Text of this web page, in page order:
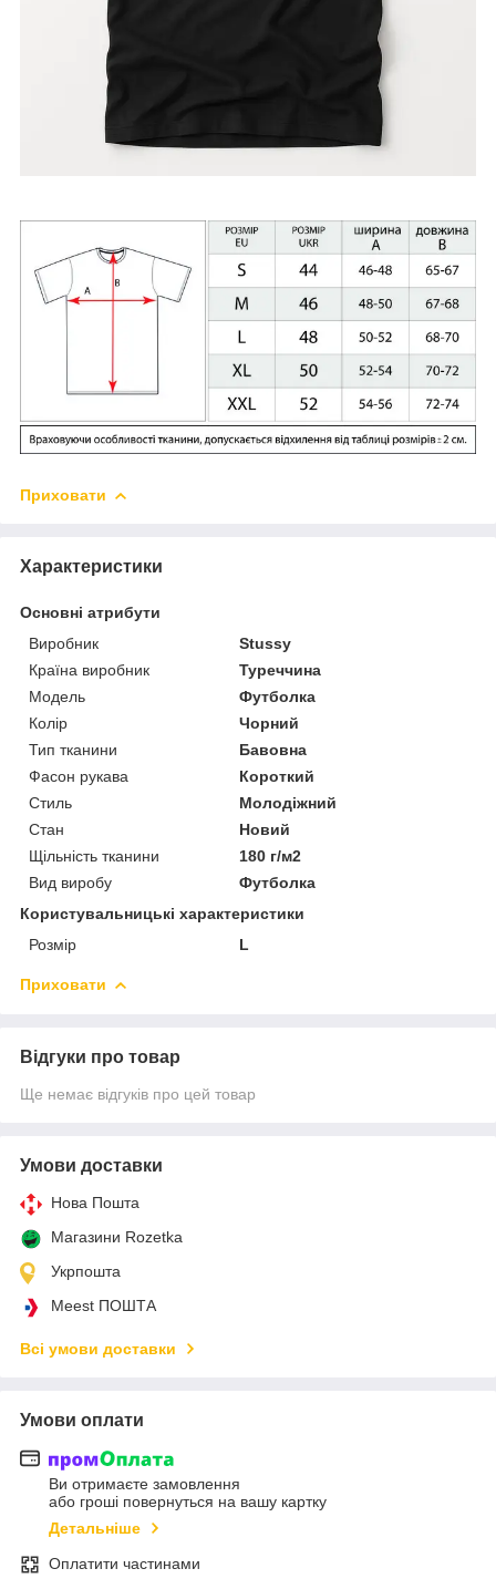
Приховати
Характеристики
Основні атрибути
Виробник
Stussy
Країна виробник
Туреччина
Модель
Футболка
Колір
Чорний
Тип тканини
Бавовна
Фасон рукава
Короткий
Стиль
Молодіжний
Стан
Новий
Щільність тканини
180 г/м2
Вид виробу
Футболка
Користувальницькі характеристики
Розмір
L
Приховати
Відгуки про товар
Ще немає відгуків про цей товар
Умови доставки
Нова Пошта
Магазини Rozetka
Укрпошта
Meest ПОШТА
Всі умови доставки
Умови оплати
Ви отримаєте замовлення
або гроші повернуться на вашу картку
Детальніше
Оплатити частинами